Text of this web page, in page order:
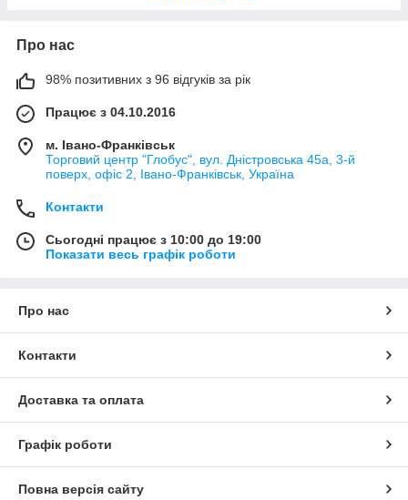
Про нас
98% позитивних з 96 відгуків за рік
Працює з 04.10.2016
м. Івано-Франківськ
Торговий центр "Глобус", вул. Дністровська 45а, 3-й
поверх, офіс 2, Івано-Франківськ, Україна
Контакти
Сьогодні працює з 10:00 до 19:00
Показати весь графік роботи
Про нас
Контакти
Доставка та оплата
Графік роботи
Повна версія сайту